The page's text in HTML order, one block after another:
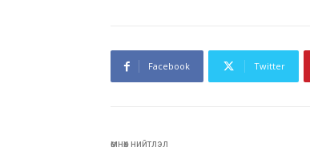
Facebook Twitter
өмнөх нийтлэл